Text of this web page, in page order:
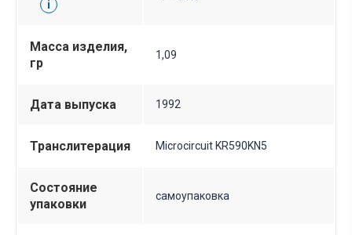
i
Масса изделия,
гр
1,09
Дата выпуска 1992
Транслитерация Microcircuit KR590KN5
Состояние
упаковки
самоупаковка